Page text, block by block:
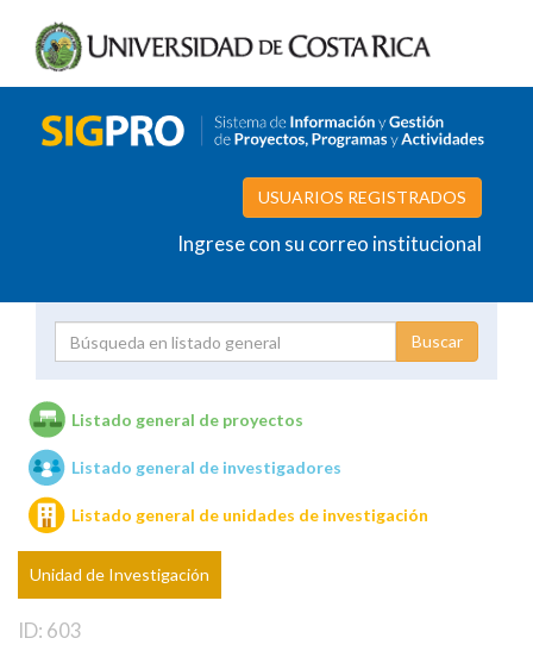
USUARIOS REGISTRADOS
Ingrese con su correo institucional
Unidades de investigación
Listado general de proyectos
Listado general de investigadores
Listado general de unidades de investigación
Unidad de Investigación
ID: 603